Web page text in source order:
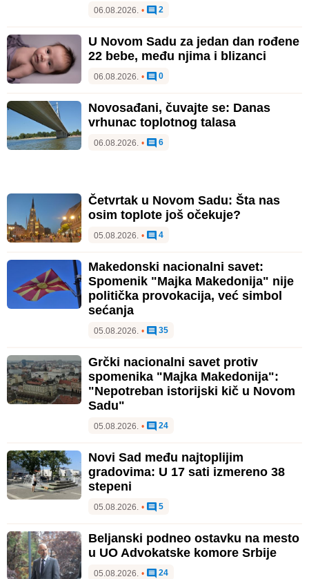
06.08.2026. • 2
U Novom Sadu za jedan dan rođene
22 bebe, među njima i blizanci
06.08.2026. • 0
Novosađani, čuvajte se: Danas
vrhunac toplotnog talasa
06.08.2026. • 6
Četvrtak u Novom Sadu: Šta nas
osim toplote još očekuje?
05.08.2026. • 4
Makedonski nacionalni savet:
Spomenik "Majka Makedonija" nije
politička provokacija, već simbol
sećanja
05.08.2026. • 35
Grčki nacionalni savet protiv
spomenika "Majka Makedonija":
"Nepotreban istorijski kič u Novom
Sadu"
05.08.2026. • 24
Novi Sad među najtoplijim
gradovima: U 17 sati izmereno 38
stepeni
05.08.2026. • 5
Beljanski podneo ostavku na mesto
u UO Advokatske komore Srbije
05.08.2026. • 24